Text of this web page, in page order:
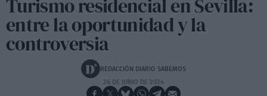
Turismo residencial en Sevilla:
entre la oportunidad y la
controversia
REDACCIÓN DIARIO SABEMOS
26 DE JUNIO DE 2024